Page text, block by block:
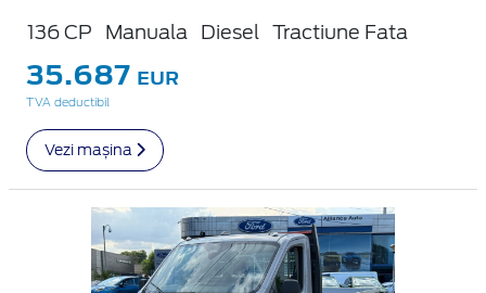
136 CP Manuala Diesel Tractiune Fata
35.687 EUR
TVA deductibil
Vezi mașina